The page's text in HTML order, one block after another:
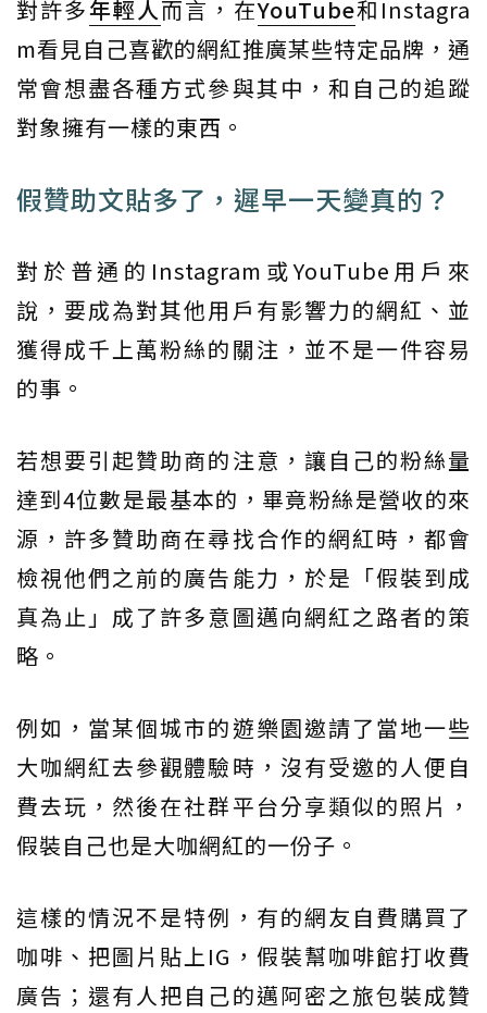
對許多年輕人而言，在YouTube和Instagra
m看見自己喜歡的網紅推廣某些特定品牌，通
常會想盡各種方式參與其中，和自己的追蹤
對象擁有一樣的東西。
假贊助文貼多了，遲早一天變真的？
對於普通的Instagram或YouTube用戶來
說，要成為對其他用戶有影響力的網紅、並
獲得成千上萬粉絲的關注，並不是一件容易
的事。
若想要引起贊助商的注意，讓自己的粉絲量
達到4位數是最基本的，畢竟粉絲是營收的來
源，許多贊助商在尋找合作的網紅時，都會
檢視他們之前的廣告能力，於是「假裝到成
真為止」成了許多意圖邁向網紅之路者的策
略。
例如，當某個城市的遊樂園邀請了當地一些
大咖網紅去參觀體驗時，沒有受邀的人便自
費去玩，然後在社群平台分享類似的照片，
假裝自己也是大咖網紅的一份子。
這樣的情況不是特例，有的網友自費購買了
咖啡、把圖片貼上IG，假裝幫咖啡館打收費
廣告；還有人把自己的邁阿密之旅包裝成贊